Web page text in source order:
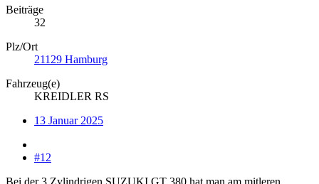
Beiträge
32
Plz/Ort
21129 Hamburg
Fahrzeug(e)
KREIDLER RS
13 Januar 2025
#12
Bei der 3 Zylindrigen SUZUKI GT 380 hat man am mitleren